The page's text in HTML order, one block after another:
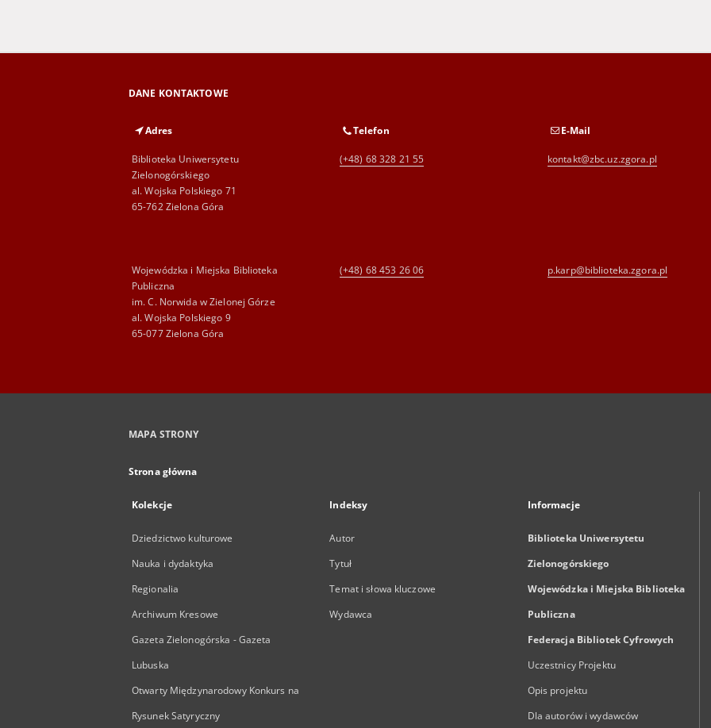
DANE KONTAKTOWE
Adres
Biblioteka Uniwersytetu
Zielonogórskiego
al. Wojska Polskiego 71
65-762 Zielona Góra
Telefon
(+48) 68 328 21 55
E-Mail
kontakt@zbc.uz.zgora.pl
Wojewódzka i Miejska Biblioteka
Publiczna
im. C. Norwida w Zielonej Górze
al. Wojska Polskiego 9
65-077 Zielona Góra
(+48) 68 453 26 06 p.karp@biblioteka.zgora.pl
MAPA STRONY
Strona główna
Kolekcje
Dziedzictwo kulturowe
Nauka i dydaktyka
Regionalia
Archiwum Kresowe
Gazeta Zielonogórska - Gazeta
Lubuska
Otwarty Międzynarodowy Konkurs na
Rysunek Satyryczny
Indeksy
Autor
Tytuł
Temat i słowa kluczowe
Wydawca
Informacje
Biblioteka Uniwersytetu
Zielonogórskiego
Wojewódzka i Miejska Biblioteka
Publiczna
Federacja Bibliotek Cyfrowych
Uczestnicy Projektu
Opis projektu
Dla autorów i wydawców